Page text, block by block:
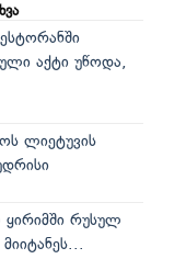
აქტი უწოდა,
ლიეტუვის
ყირიმში რუსულ